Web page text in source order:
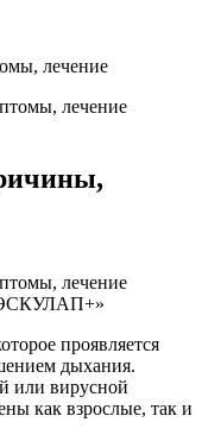
лечение
проявляется
дыхания.
или вирусной
как взрослые, так и